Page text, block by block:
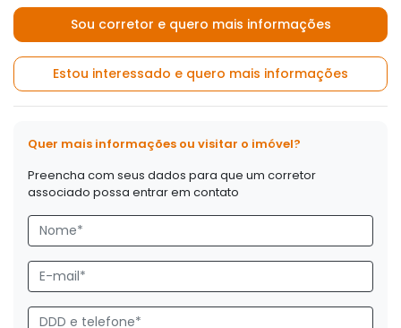
Sou corretor e quero mais informações
Estou interessado e quero mais informações
Quer mais informações ou visitar o imóvel?
Preencha com seus dados para que um corretor
associado possa entrar em contato